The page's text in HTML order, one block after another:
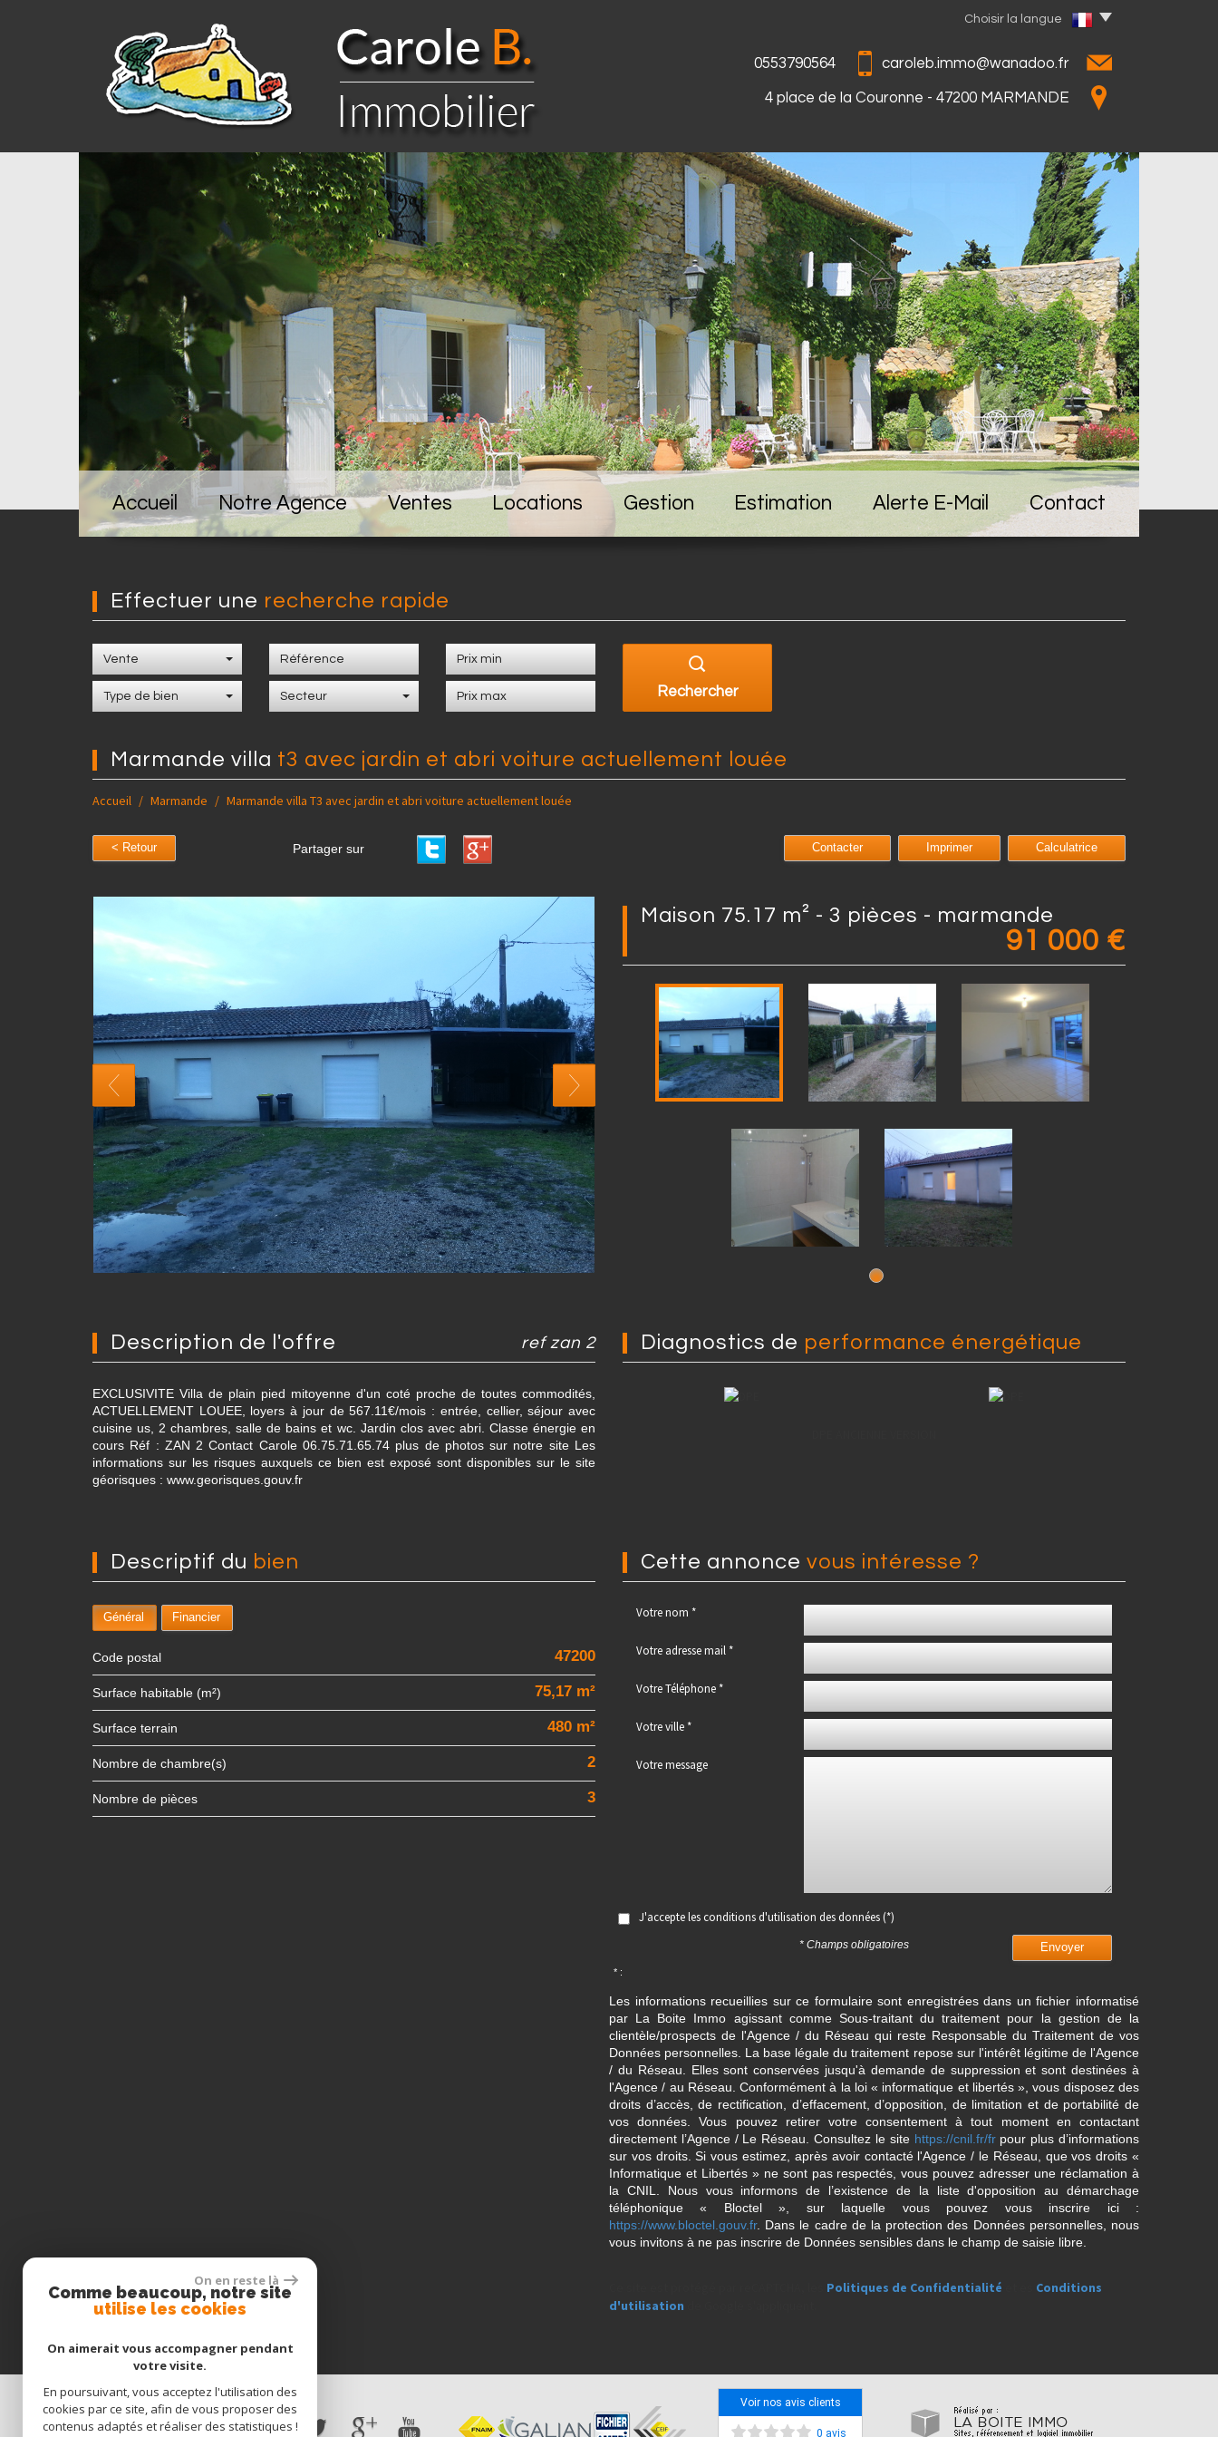
Choisir la langue
0553790564 caroleb.immo@wanadoo.fr
4 place de la Couronne - 47200 MARMANDE
Accueil Notre Agence Ventes Locations Gestion Estimation Alerte E-Mail Contact
effectuer une recherche rapide
Vente
Type de bien Secteur Rechercher
marmande villa t3 avec jardin et abri voiture actuellement louée
Accueil Marmande Marmande villa T3 avec jardin et abri voiture actuellement louée
< Retour Partager sur Contacter Imprimer Calculatrice
maison 75.17 m² - 3 pièces - marmande
91 000 €
description de l'offre ref zan 2
EXCLUSIVITE Villa de plain pied mitoyenne d'un coté proche de toutes commodités,
ACTUELLEMENT LOUEE, loyers à jour de 567.11€/mois : entrée, cellier, séjour avec
cuisine us, 2 chambres, salle de bains et wc. Jardin clos avec abri. Classe énergie en
cours Réf : ZAN 2 Contact Carole 06.75.71.65.74 plus de photos sur notre site Les
informations sur les risques auxquels ce bien est exposé sont disponibles sur le site
géorisques : www.georisques.gouv.fr
diagnostics de performance énergétique
descriptif du bien
Général Financier
Code postal 47200
Surface habitable (m²) 75,17 m²
surface terrain 480 m²
Nombre de chambre(s) 2
Nombre de pièces 3
cette annonce vous intéresse ?
Votre nom *
Votre adresse mail *
Votre Téléphone *
Votre ville *
Votre message
J'accepte les conditions d'utilisation des données (*)
Envoyer
* Champs obligatoires
* :
Les informations recueillies sur ce formulaire sont enregistrées dans un fichier informatisé
par La Boite Immo agissant comme Sous-traitant du traitement pour la gestion de la
clientèle/prospects de l'Agence / du Réseau qui reste Responsable du Traitement de vos
Données personnelles. La base légale du traitement repose sur l'intérêt légitime de l'Agence
/ du Réseau. Elles sont conservées jusqu'à demande de suppression et sont destinées à
l'Agence / au Réseau. Conformément à la loi « informatique et libertés », vous disposez des
droits d’accès, de rectification, d’effacement, d’opposition, de limitation et de portabilité de
vos données. Vous pouvez retirer votre consentement à tout moment en contactant
directement l’Agence / Le Réseau. Consultez le site https://cnil.fr/frpour plus d’informations
sur vos droits. Si vous estimez, après avoir contacté l'Agence / le Réseau, que vos droits «
Informatique et Libertés » ne sont pas respectés, vous pouvez adresser une réclamation à
la CNIL. Nous vous informons de l’existence de la liste d'opposition au démarchage
téléphonique « Bloctel », sur laquelle vous pouvez vous inscrire ici :
https://www.bloctel.gouv.fr. Dans le cadre de la protection des Données personnelles, nous
vous invitons à ne pas inscrire de Données sensibles dans le champ de saisie libre.
Politiques de Confidentialité
Conditions
d'utilisation
Espace propriétaires
Voir nos avis clients
0 avis
On en reste là
Comme beaucoup, notre site
utilise les cookies
On aimerait vous accompagner pendant
votre visite.
En poursuivant, vous acceptez l'utilisation des
cookies par ce site, afin de vous proposer des
contenus adaptés et réaliser des statistiques !